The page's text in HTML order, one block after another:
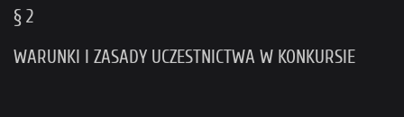
§ 2
WARUNKI I ZASADY UCZESTNICTWA W KONKURSIE